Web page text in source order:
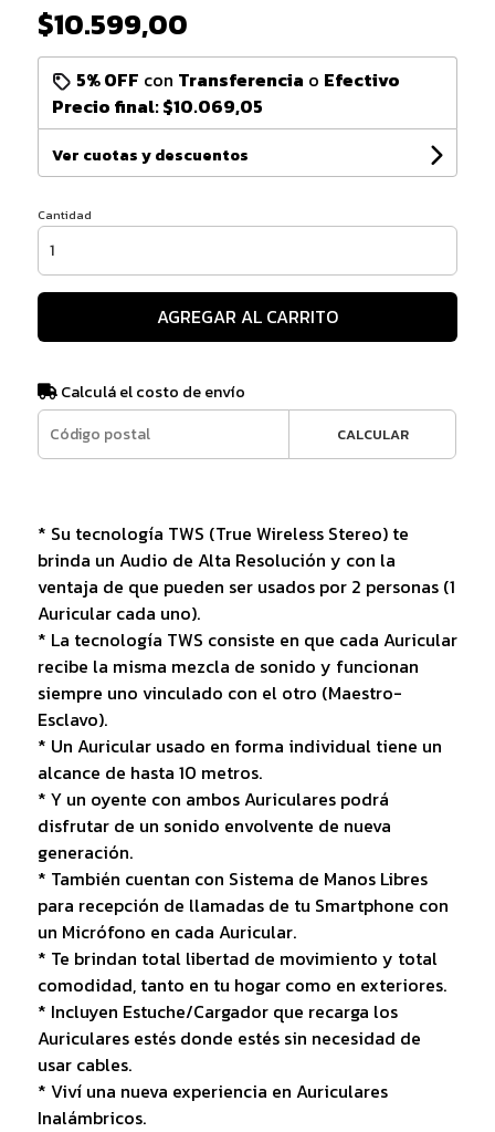
$10.599,00
5% OFF con Transferencia o Efectivo
Precio final:$10.069,05
Ver cuotas y descuentos
Cantidad
AGREGAR AL CARRITO
Calculá el costo de envío
CALCULAR
* Su tecnología TWS (True Wireless Stereo) te
brinda un Audio de Alta Resolución y con la
ventaja de que pueden ser usados por 2 personas (1
Auricular cada uno).
* La tecnología TWS consiste en que cada Auricular
recibe la misma mezcla de sonido y funcionan
siempre uno vinculado con el otro (Maestro-
Esclavo).
* Un Auricular usado en forma individual tiene un
alcance de hasta 10 metros.
* Y un oyente con ambos Auriculares podrá
disfrutar de un sonido envolvente de nueva
generación.
* También cuentan con Sistema de Manos Libres
para recepción de llamadas de tu Smartphone con
un Micrófono en cada Auricular.
* Te brindan total libertad de movimiento y total
comodidad, tanto en tu hogar como en exteriores.
* Incluyen Estuche/Cargador que recarga los
Auriculares estés donde estés sin necesidad de
usar cables.
* Viví una nueva experiencia en Auriculares
Inalámbricos.